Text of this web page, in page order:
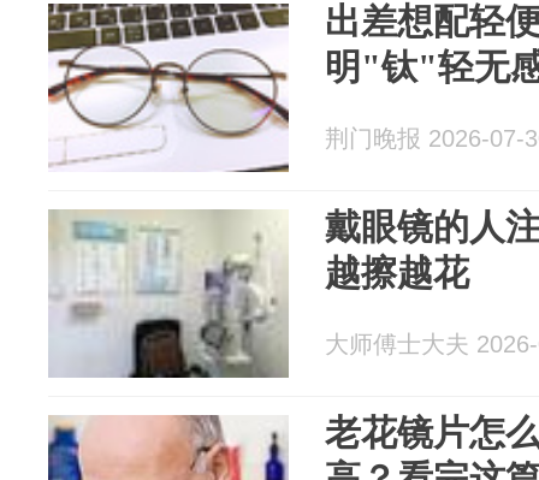
出差想配轻
明"钛"轻无
荆门晚报 2026-07-
戴眼镜的人
越擦越花
大师傅士大夫
老花镜片怎